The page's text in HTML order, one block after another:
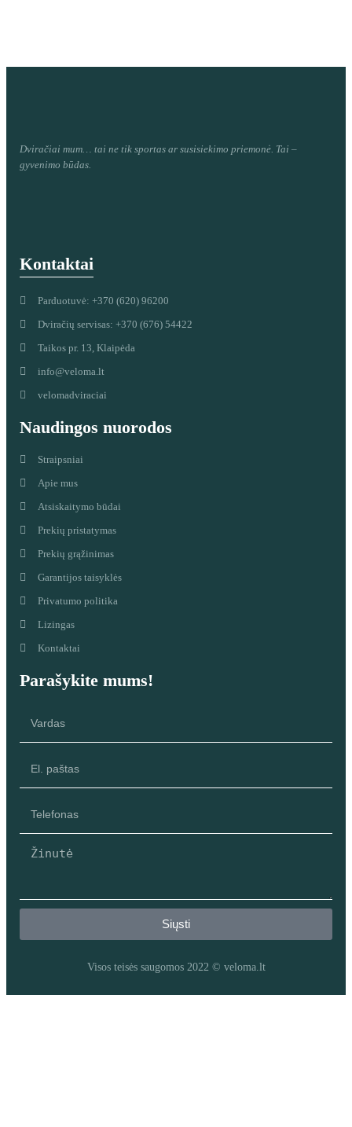
Dviračiai mum … tai ne tik sportas ar susisiekimo priemonė. Tai –
gyvenimo būdas.
Kontaktai
Parduotuvė: +370 (620) 96200
Dviračių servisas: +370 (676) 54422
Taikos pr. 13, Klaipėda
info@veloma.lt
velomadviraciai
Naudingos nuorodos
Straipsniai
Apie mus
Atsiskaitymo būdai
Prekių pristatymas
Prekių grąžinimas
Garantijos taisyklės
Privatumo politika
Lizingas
Kontaktai
Parašykite mums!
Siųsti
Visos teisės saugomos 2022 © veloma.lt